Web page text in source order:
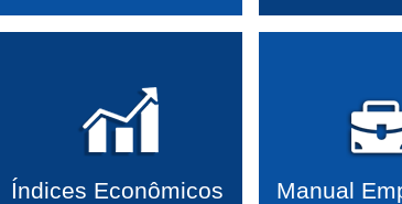
Índices Econômicos Manual
Reforma Tributária: Receita Federal e CGIBS